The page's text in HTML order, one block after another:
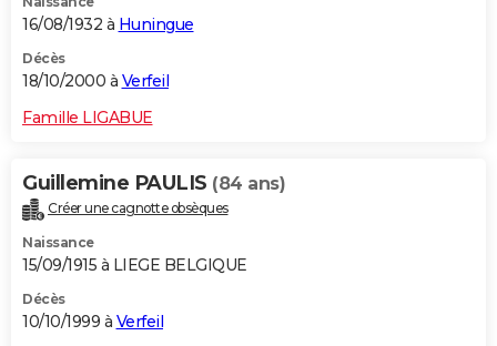
16/08/1932 à Huningue
Décès
18/10/2000 à Verfeil
Famille LIGABUE
Guillemine PAULIS (84 ans)
Créer une cagnotte obsèques
Naissance
15/09/1915 à LIEGE BELGIQUE
Décès
10/10/1999 à Verfeil